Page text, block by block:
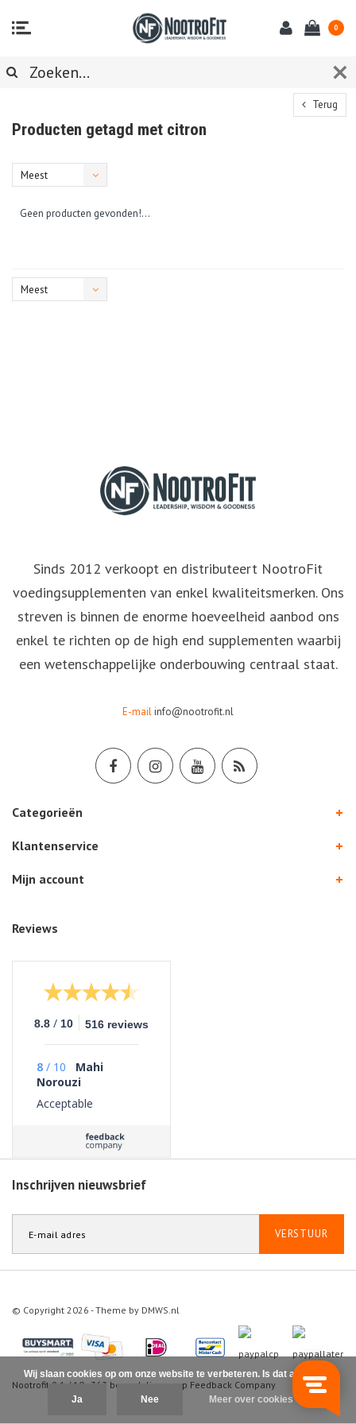
0
Terug
Producten getagd met citron
Meest
Geen producten gevonden!...
Meest
Sinds 2012 verkoopt en distributeert NootroFit
voedingsupplementen van enkel kwaliteitsmerken. Ons
streven is binnen de enorme hoeveelheid aanbod ons
enkel te richten op de high end supplementen waarbij
een wetenschappelijke onderbouwing centraal staat.
E-mailinfo@nootrofit.nl
Categorieën
Klantenservice
Mijn account
Reviews
8.8 / 10 516 reviews
8 / 10
Mahi
Norouzi
Acceptable
Inschrijven nieuwsbrief
VERSTUUR
© Copyright 2026 - Theme by DMWS.nl
Nootrofit 9.1 / 10 363 beoordelingen op Feedback Company
Wij slaan cookies op om onze website te verbeteren. Is dat akkoord?
Ja Nee Meer over cookies »